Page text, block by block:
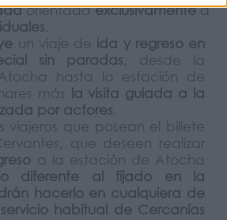
orientadaexclusivamentea
.
un viaje de ida y regreso en
sin paradas , desde la
hasta la estación de
más
la visita guiada a la
por actores.
viajeros que posean el billete
que deseen realizar
a la estación de Atocha
diferente al fijado en la
hacerlo en cualquiera de
habitual de Cercanías